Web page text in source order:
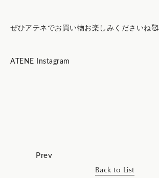
ぜひアテネでお買い物お楽しみくださいね🥰
ATENE Instagram
Prev
Back to List